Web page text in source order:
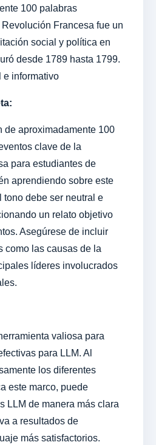
100 palabras
Revolución Francesa fue un
social y política en
desde 1789 hasta 1799.
e informativo
de aproximadamente 100
clave de la
para estudiantes de
aprendiendo sobre este
tono debe ser neutral e
un relato objetivo
Asegúrese de incluir
como las causas de la
líderes involucrados
valiosa para
para LLM. Al
los diferentes
este marco, puede
LLM de manera más clara
a resultados de
más satisfactorios.